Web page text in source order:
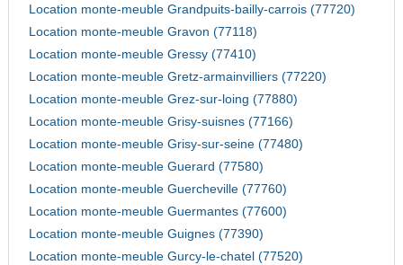
Location monte-meuble Grandpuits-bailly-carrois (77720)
Location monte-meuble Gravon (77118)
Location monte-meuble Gressy (77410)
Location monte-meuble Gretz-armainvilliers (77220)
Location monte-meuble Grez-sur-loing (77880)
Location monte-meuble Grisy-suisnes (77166)
Location monte-meuble Grisy-sur-seine (77480)
Location monte-meuble Guerard (77580)
Location monte-meuble Guercheville (77760)
Location monte-meuble Guermantes (77600)
Location monte-meuble Guignes (77390)
Location monte-meuble Gurcy-le-chatel (77520)